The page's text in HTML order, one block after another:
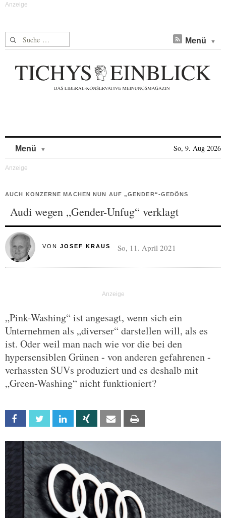
Suche nach: Menü
Menü So, 9. Aug 2026
AUCH KONZERNE MACHEN NUN AUF „GENDER“-GEDÖNS
Audi wegen „Gender-Unfug“ verklagt
VON JOSEF KRAUS So, 11. April 2021
„Pink-Washing“ ist angesagt, wenn sich ein
Unternehmen als „diverser“ darstellen will, als es
ist. Oder weil man nach wie vor die bei den
hypersensiblen Grünen - von anderen gefahrenen -
verhassten SUVs produziert und es deshalb mit
„Green-Washing“ nicht funktioniert?
Facebook Twitter Linkedin Xing Email